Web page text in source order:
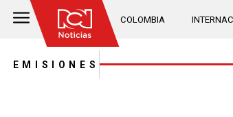
COLOMBIA
EMISIONES